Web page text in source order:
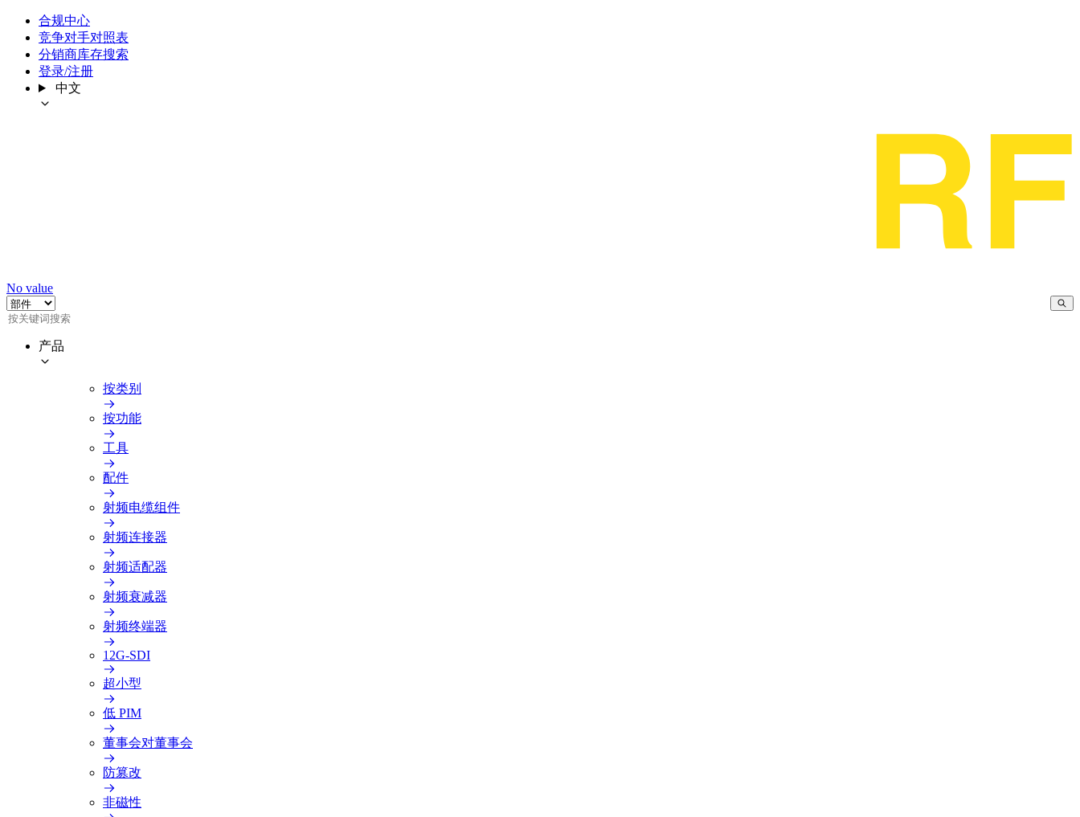
合规中心
竞争对手对照表
分销商库存搜索
登录/注册
中文
No value
产品
按类别
按功能
工具
配件
射频电缆组件
射频连接器
射频适配器
射频衰减器
射频终端器
12G-SDI
超小型
低 PIM
董事会对董事会
防篡改
非磁性